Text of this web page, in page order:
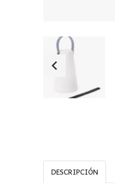
DESCRIPCIÓN